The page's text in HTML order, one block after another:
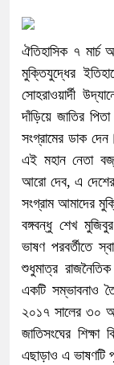
ঐতিহাসিক ৭ মার্চ
মুক্তিযুদ্ধের
সোহরাওয়ার্দী
দাঁড়িয়ে জাতির
সংগ্রামের ডাক
এই মহান নেতা
আরো দেব, এ
সংগ্রাম আমাদের
বঙ্গবন্ধু শেখ
ভাষণ পরবর্তীতে
শুধুমাত্র
একটি সম্ভাবনাও
২০১৭ সালের ৩০
জাতিসংঘের
এছাড়াও এ ভাষণটি